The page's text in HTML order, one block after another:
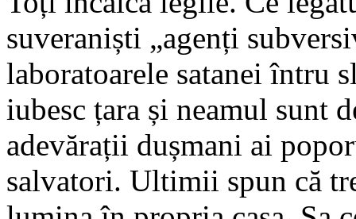
suveraniști „agenți
laboratoarele satanei întru
iubesc țara și neamul sunt
adevărații dușmani ai
salvatori. Ultimii spun că